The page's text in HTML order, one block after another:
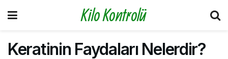
Kilo Kontrolü
Keratinin Faydaları Nelerdir?